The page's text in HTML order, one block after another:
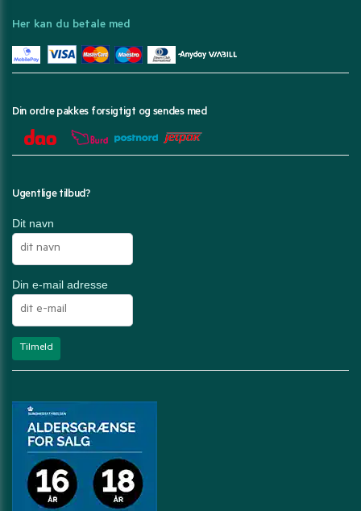
Her kan du betale med
Din ordre pakkes forsigtigt og sendes med
Ugentlige tilbud?
Dit navn
Din e-mail adresse